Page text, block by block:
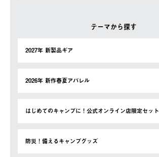
テーマから探す
2027年 新製品ギア
2026年 新作春夏アパレル
はじめてのキャンプに！公式オンライン店限定セット
防災！備えるキャンプグッズ